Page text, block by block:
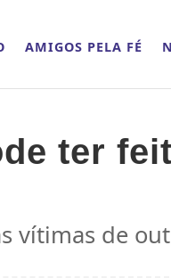
AMIGOS PELA FÉ
ter
vítimas de